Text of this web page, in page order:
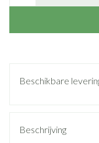
Beschikbare
Beschrijving